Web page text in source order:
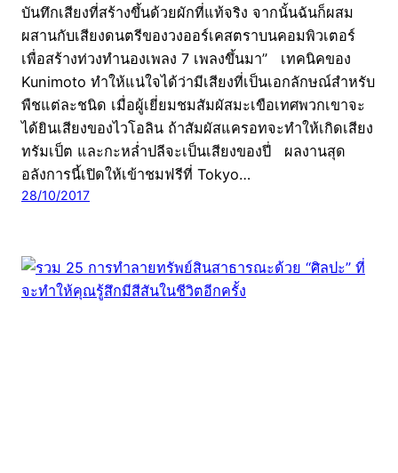
บันทึกเสียงที่สร้างขึ้นด้วยผักที่แท้จริง จากนั้นฉันก็ผสม
ผสานกับเสียงดนตรีของวงออร์เคสตราบนคอมพิวเตอร์
เพื่อสร้างท่วงทำนองเพลง 7 เพลงขึ้นมา” เทคนิคของ
Kunimoto ทำให้แน่ใจได้ว่ามีเสียงที่เป็นเอกลักษณ์สำหรับ
พืชแต่ละชนิด เมื่อผู้เยี่ยมชมสัมผัสมะเขือเทศพวกเขาจะ
ได้ยินเสียงของไวโอลิน ถ้าสัมผัสแครอทจะทำให้เกิดเสียง
ทรัมเป็ต และกะหล่ำปลีจะเป็นเสียงของปี่ ผลงานสุด
อลังการนี้เปิดให้เข้าชมฟรีที่ Tokyo…
28/10/2017